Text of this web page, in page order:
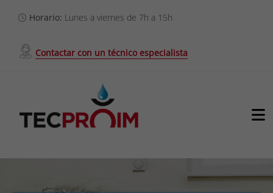
contenido
Horario: Lunes a viernes de 7h a 15h
Contactar con un técnico especialista
Servicios